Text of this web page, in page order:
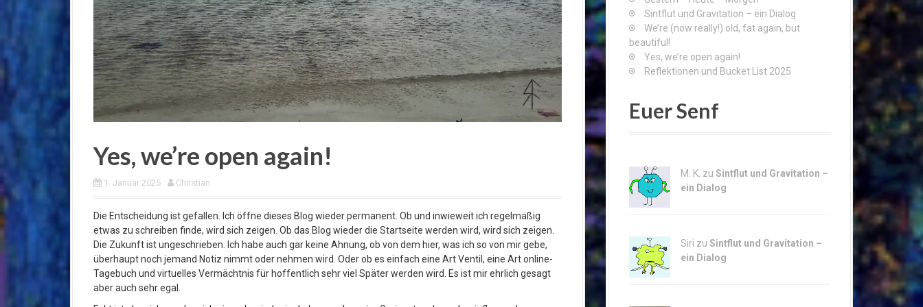
Yes, we’re open again!
1. Januar 2025 Christian
Die Entscheidung ist gefallen. Ich öffne dieses Blog wieder permanent. Ob und inwieweit ich regelmäßig
etwas zu schreiben finde, wird sich zeigen. Ob das Blog wieder die Startseite werden wird, wird sich zeigen.
Die Zukunft ist ungeschrieben. Ich habe auch gar keine Ahnung, ob von dem hier, was ich so von mir gebe,
überhaupt noch jemand Notiz nimmt oder nehmen wird. Oder ob es einfach eine Art Ventil, eine Art online-
Tagebuch und virtuelles Vermächtnis für hoffentlich sehr viel Später werden wird. Es ist mir ehrlich gesagt
aber auch sehr egal.
Sintflut und Gravitation – ein Dialog
We’re (now really!) old, fat again, but
beautiful!
Yes, we’re open again!
Reflektionen und Bucket List 2025
Euer Senf
M. K. zu Sintflut und Gravitation –
ein Dialog
Siri zu Sintflut und Gravitation –
ein Dialog